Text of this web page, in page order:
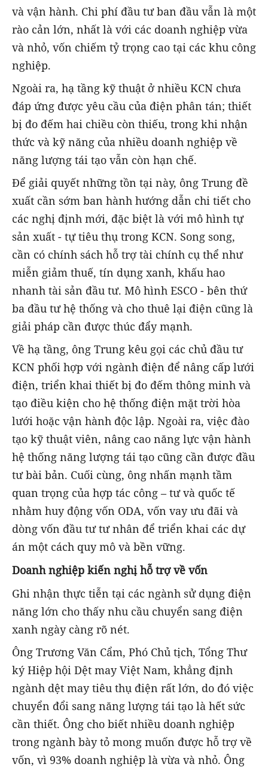
và vận hành. Chi phí đầu tư ban đầu vẫn là một
rào cản lớn, nhất là với các doanh nghiệp vừa
và nhỏ, vốn chiếm tỷ trọng cao tại các khu công
nghiệp.
Ngoài ra, hạ tầng kỹ thuật ở nhiều KCN chưa
đáp ứng được yêu cầu của điện phân tán; thiết
bị đo đếm hai chiều còn thiếu, trong khi nhận
thức và kỹ năng của nhiều doanh nghiệp về
năng lượng tái tạo vẫn còn hạn chế.
Để giải quyết những tồn tại này, ông Trung đề
xuất cần sớm ban hành hướng dẫn chi tiết cho
các nghị định mới, đặc biệt là với mô hình tự
sản xuất - tự tiêu thụ trong KCN. Song song,
cần có chính sách hỗ trợ tài chính cụ thể như
miễn giảm thuế, tín dụng xanh, khấu hao
nhanh tài sản đầu tư. Mô hình ESCO - bên thứ
ba đầu tư hệ thống và cho thuê lại điện cũng là
giải pháp cần được thúc đẩy mạnh.
Về hạ tầng, ông Trung kêu gọi các chủ đầu tư
KCN phối hợp với ngành điện để nâng cấp lưới
điện, triển khai thiết bị đo đếm thông minh và
tạo điều kiện cho hệ thống điện mặt trời hòa
lưới hoặc vận hành độc lập. Ngoài ra, việc đào
tạo kỹ thuật viên, nâng cao năng lực vận hành
hệ thống năng lượng tái tạo cũng cần được đầu
tư bài bản. Cuối cùng, ông nhấn mạnh tầm
quan trọng của hợp tác công – tư và quốc tế
nhằm huy động vốn ODA, vốn vay ưu đãi và
dòng vốn đầu tư tư nhân để triển khai các dự
án một cách quy mô và bền vững.
Doanh nghiệp kiến nghị hỗ trợ về vốn
Ghi nhận thực tiễn tại các ngành sử dụng điện
năng lớn cho thấy nhu cầu chuyển sang điện
xanh ngày càng rõ nét.
Ông Trương Văn Cẩm, Phó Chủ tịch, Tổng Thư
ký Hiệp hội Dệt may Việt Nam, khẳng định
ngành dệt may tiêu thụ điện rất lớn, do đó việc
chuyển đổi sang năng lượng tái tạo là hết sức
cần thiết. Ông cho biết nhiều doanh nghiệp
trong ngành bày tỏ mong muốn được hỗ trợ về
vốn, vì 93% doanh nghiệp là vừa và nhỏ. Ông